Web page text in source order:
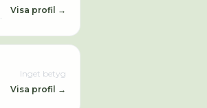
Visa profil →
Inget betyg
Visa profil →